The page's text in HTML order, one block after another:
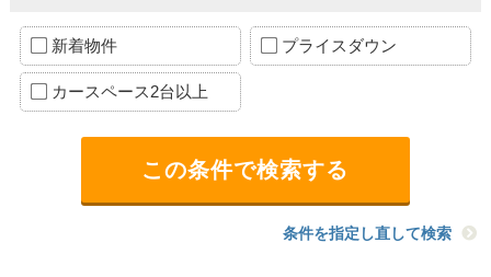
新着物件 プライスダウン
カースペース2台以上
条件を指定し直して検索